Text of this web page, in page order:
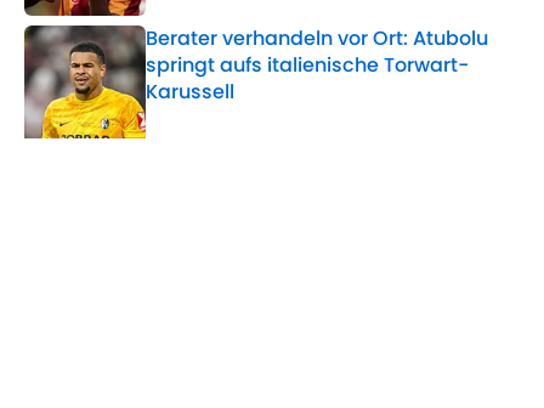
Berater verhandeln vor Ort: Atubolu
springt aufs italienische Torwart-
Karussell
Published by on Invalid Date